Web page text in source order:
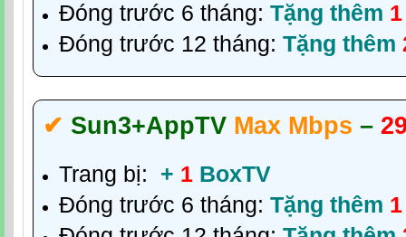
Đóng trước 6 tháng: Tặng thêm 1
Đóng trước 12 tháng: Tặng thêm
✔‎ Sun3+AppTV Max Mbps –
Trang bị: + 1 BoxTV
Đóng trước 6 tháng: Tặng thêm 1